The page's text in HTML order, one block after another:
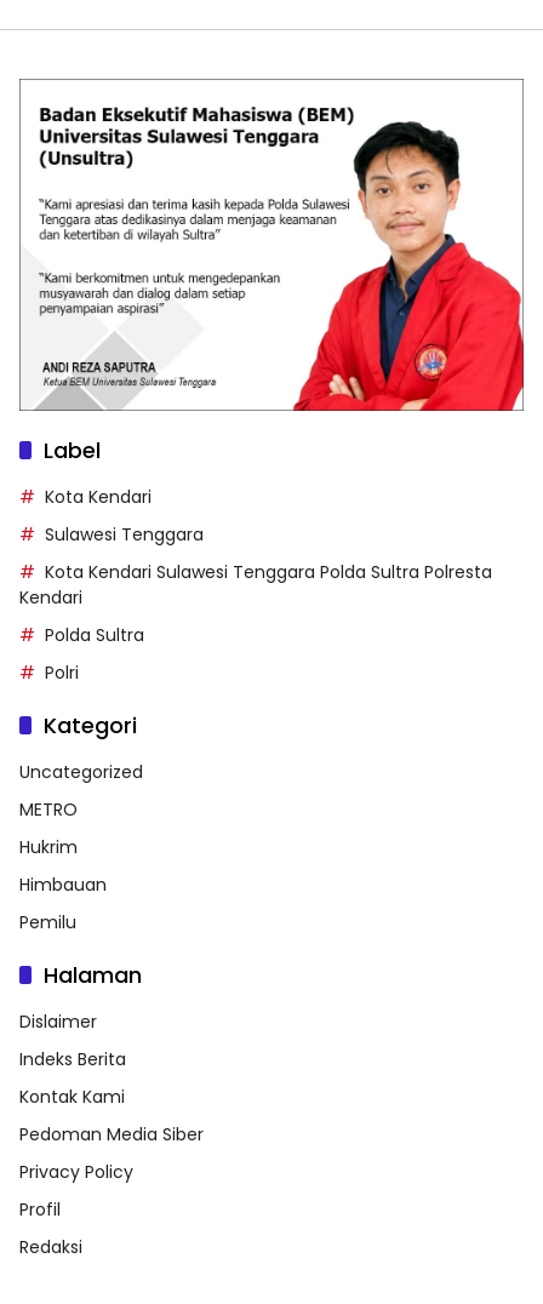
Label
Kota Kendari
Sulawesi Tenggara
Kota Kendari Sulawesi Tenggara Polda Sultra Polresta
Kendari
Polda Sultra
Polri
Kategori
Uncategorized
METRO
Hukrim
Himbauan
Pemilu
Halaman
Dislaimer
Indeks Berita
Kontak Kami
Pedoman Media Siber
Privacy Policy
Profil
Redaksi